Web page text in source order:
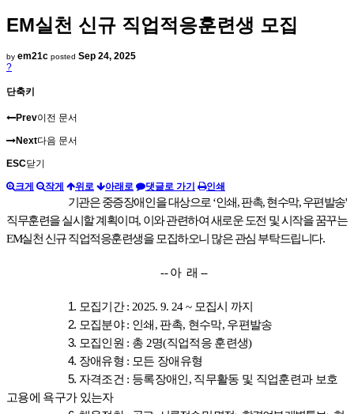
EM실천 신규 직업적응훈련생 모집
by em21c posted Sep 24, 2025
?
단축키
Prev이전 문서
Next다음 문서
ESC닫기
크게 작게 위로 아래로 댓글로 가기 인쇄
기관은 중증장애인을 대상으로 ‘인쇄,판촉,현수막,우편발송'
직무훈련을 실시할 계획이며, 이와 관련하여 새로운 도전 및 시작을 꿈꾸는
EM실천 신규 직업적응훈련생을 모집하오니 많은 관심 부탁드립니다.
--아 래 --
1. 모집기간: 2025. 9. 24 ~ 모집시 까지
2. 모집분야: 인쇄 , 판촉, 현수막, 우편발송
3. 모집인원 : 총 2명(직업적응 훈련생)
4. 장애유형 : 모든 장애유형
5. 자격조건 : 등록장애인 , 직무활동 및 직업훈련과 보호
고용에 욕구가 있는자